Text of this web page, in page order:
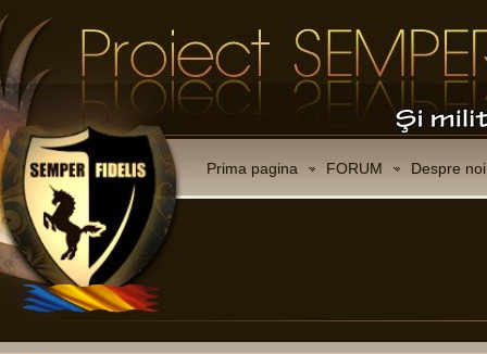
Prima pagina FORUM Despre noi